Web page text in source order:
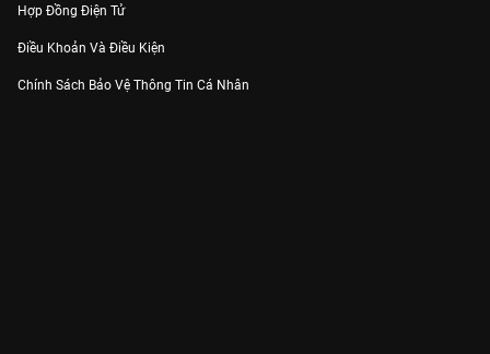
Hợp Đồng Điện Tử
Điều Khoản Và Điều Kiện
Chính Sách Bảo Vệ Thông Tin Cá Nhân